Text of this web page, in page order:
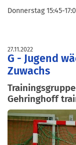
Donnerstag 15:45-
27.11.2022
G - Jugend
Zuwachs
Gehringhoff